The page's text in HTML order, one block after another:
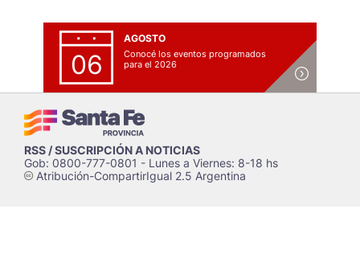
06
AGOSTO
Conocé los eventos programados
para el 2026
RSS / SUSCRIPCIÓN A NOTICIAS
Gob: 0800-777-0801 - Lunes a Viernes: 8-18 hs
cAtribución-CompartirIgual 2.5 Argentina